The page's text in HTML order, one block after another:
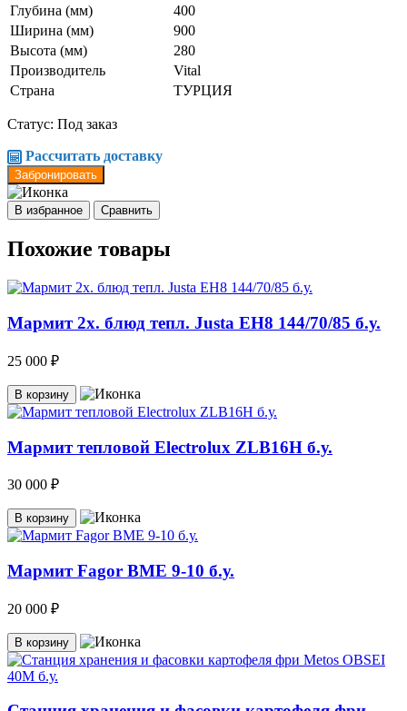
Глубина (мм)
400
Ширина (мм)
900
Высота (мм)
280
Производитель
Vital
Страна
ТУРЦИЯ
Статус: Под заказ
Рассчитать доставку
Забронировать
В избранное Сравнить
Похожие товары
Мармит 2х. блюд тепл. Justa EH8 144/70/85 б.у.
25 000 ₽
В корзину
Мармит тепловой Electrolux ZLB16H б.у.
30 000 ₽
В корзину
Мармит Fagor BME 9-10 б.у.
20 000 ₽
В корзину